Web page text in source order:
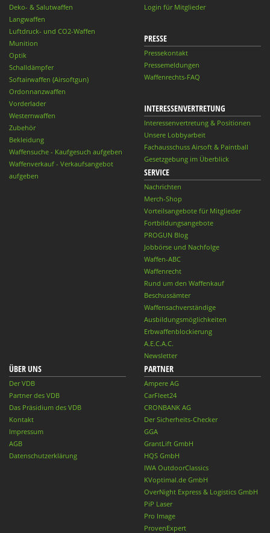
Deko- & Salutwaffen
Langwaffen
Luftdruck- und CO2-Waffen
Munition
Optik
Schalldämpfer
Softairwaffen (Airsoftgun)
Ordonnanzwaffen
Vorderlader
Westernwaffen
Zubehör
Bekleidung
Waffensuche - Kaufgesuch aufgeben
Waffenverkauf - Verkaufsangebot
aufgeben
Login für Mitglieder
PRESSE
Pressekontakt
Pressemeldungen
Waffenrechts-FAQ
INTERESSENVERTRETUNG
Interessenvertretung & Positionen
Unsere Lobbyarbeit
Fachausschuss Airsoft & Paintball
Gesetzgebung im Überblick
SERVICE
Nachrichten
Merch-Shop
Vorteilsangebote für Mitglieder
Fortbildungsangebote
PROGUN Blog
Jobbörse und Nachfolge
Waffen-ABC
Waffenrecht
Rund um den Waffenkauf
Beschussämter
Waffensachverständige
Ausbildungsmöglichkeiten
Erbwaffenblockierung
A.E.C.A.C.
Newsletter
ÜBER UNS
Der VDB
Partner des VDB
Das Präsidium des VDB
Kontakt
Impressum
AGB
Datenschutzerklärung
PARTNER
Ampere AG
CarFleet24
CRONBANK AG
Der Sicherheits-Checker
GGA
GrantLift GmbH
HQS GmbH
IWA OutdoorClassics
KVoptimal.de GmbH
OverNight Express & Logistics GmbH
PiP Laser
Pro Image
ProvenExpert